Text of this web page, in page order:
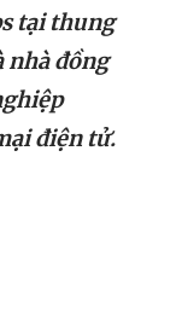
tại thung
nhà đồng
điện tử.